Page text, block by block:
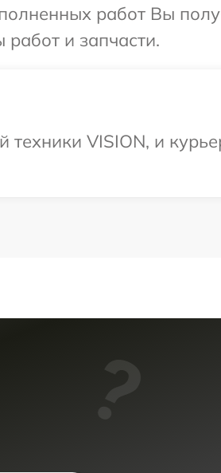
работ Вы
работ и запчасти.
VISION, и